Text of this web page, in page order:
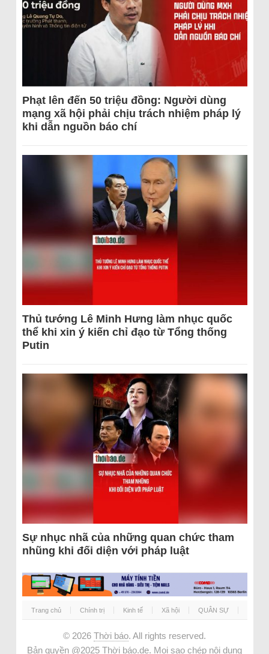
Phạt lên đến 50 triệu đồng: Người dùng
mạng xã hội phải chịu trách nhiệm pháp lý
khi dẫn nguồn báo chí
Thủ tướng Lê Minh Hưng làm nhục quốc
thể khi xin ý kiến chỉ đạo từ Tổng thống
Putin
Sự nhục nhã của những quan chức tham
nhũng khi đối diện với pháp luật
Trang chủ Chính trị Kinh tế Xã hội QUÂN SỰ
© 2026 Thời báo. All rights reserved.
Bản quyền @2025 Thời báo.de. Mọi sao chép nội dung